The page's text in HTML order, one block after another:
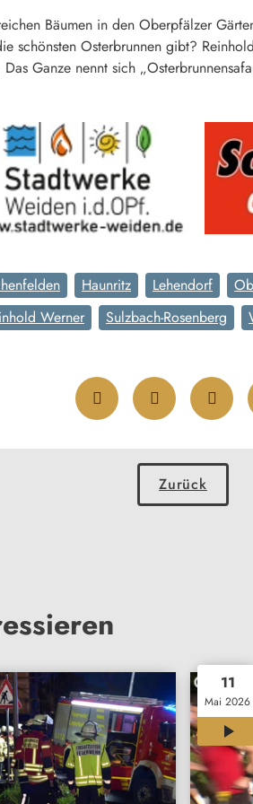
Bäumen in den Oberpfälzer
schönsten Osterbrunnen gibt?
Ganze nennt sich
Haunritz Lehendorf
Werner Sulzbach-Rosenberg
Zurück
11
Mai 2026
00:26